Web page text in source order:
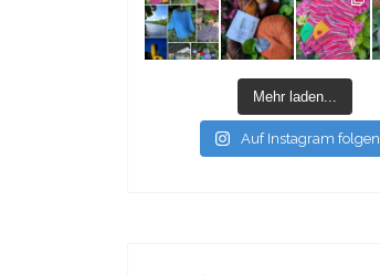
Mehr laden...
Auf Instagram folgen